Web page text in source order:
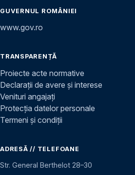
GUVERNUL ROMÂNIEI
www.gov.ro
TRANSPARENȚĂ
Proiecte acte normative
Declarații de avere și interese
Venituri angajați
Protecția datelor personale
Termeni și condiții
ADRESĂ // TELEFOANE
Str. General Berthelot 28–30